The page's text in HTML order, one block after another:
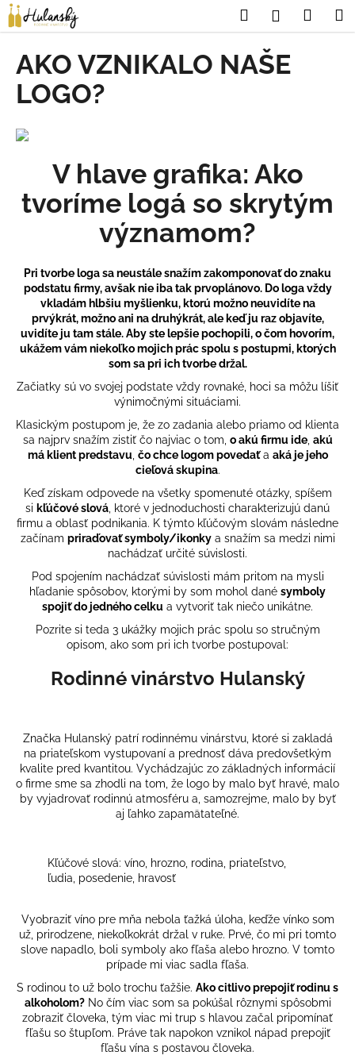
Prejsť
obsah
Hľadať
AKO VZNIKALO NAŠE
LOGO?
V hlave grafika: Ako
tvoríme logá so skrytým
významom?
Pri tvorbe loga sa neustále snažím zakomponovať do znaku
podstatu firmy, avšak nie iba tak prvoplánovo. Do loga vždy
vkladám hlbšiu myšlienku, ktorú možno neuvidíte na
prvýkrát, možno ani na druhýkrát, ale keď ju raz objavíte,
uvidíte ju tam stále. Aby ste lepšie pochopili, o čom hovorím,
ukážem vám niekoľko mojich prác spolu s postupmi, ktorých
som sa pri ich tvorbe držal.
Začiatky sú vo svojej podstate vždy rovnaké, hoci sa môžu líšiť
výnimočnými situáciami.
Klasickým postupom je, že zo zadania alebo priamo od klienta
sa najprv snažím zistiť čo najviac o tom, o akú firmu ide, akú
má klient predstavu čo chce logom povedať a aká je jeho
cieľová skupina.
Keď získam odpovede na všetky spomenuté otázky, spíšem
si kľúčové slová , ktoré v jednoduchosti charakterizujú danú
firmu a oblasť podnikania. K týmto kľúčovým slovám následne
začínam priraďovať symboly/ikonky a snažím sa medzi nimi
nachádzať určité súvislosti.
Pod spojením nachádzať súvislosti mám pritom na mysli
hľadanie spôsobov, ktorými by som mohol dané symboly
spojiť do jedného celku a vytvoriť tak niečo unikátne.
Pozrite si teda 3 ukážky mojich prác spolu so stručným
opisom, ako som pri ich tvorbe postupoval:
Rodinné vinárstvo Hulanský
Značka Hulanský patrí rodinnému vinárstvu, ktoré si zakladá
na priateľskom vystupovaní a prednosť dáva predovšetkým
kvalite pred kvantitou. Vychádzajúc zo základných informácií
o firme sme sa zhodli na tom, že logo by malo byť hravé, malo
by vyjadrovať rodinnú atmosféru a, samozrejme, malo by byť
aj ľahko zapamätateľné.
Kľúčové slová: víno, hrozno, rodina, priateľstvo,
ľudia, posedenie, hravosť
Vyobraziť víno pre mňa nebola ťažká úloha, keďže vínko som
už, prirodzene, niekoľkokrát držal v ruke. Prvé, čo mi pri tomto
slove napadlo, boli symboly ako fľaša alebo hrozno. V tomto
prípade mi viac sadla fľaša.
S rodinou to už bolo trochu ťažšie. Ako citlivo prepojiť rodinu s
alkoholom? No čím viac som sa pokúšal rôznymi spôsobmi
zobraziť človeka, tým viac mi trup s hlavou začal pripomínať
fľašu so štupľom. Práve tak napokon vznikol nápad prepojiť
fľašu vína s postavou človeka.
K
o
Č
o
p
o
e
e
e
n
á
j
s
HĽADAŤ
a
m
e